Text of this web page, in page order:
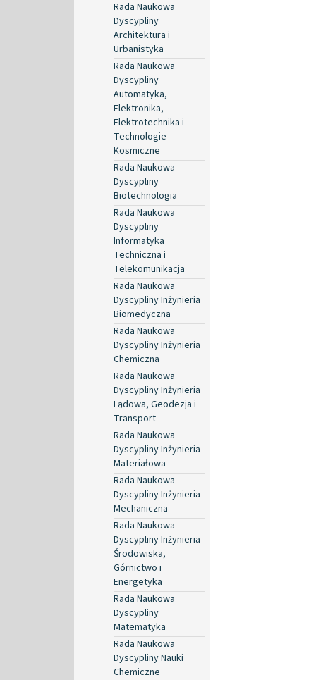
Rada Naukowa
Dyscypliny
Architektura i
Urbanistyka
Rada Naukowa
Dyscypliny
Automatyka,
Elektronika,
Elektrotechnika i
Technologie
Kosmiczne
Rada Naukowa
Dyscypliny
Biotechnologia
Rada Naukowa
Dyscypliny
Informatyka
Techniczna i
Telekomunikacja
Rada Naukowa
Dyscypliny Inżynieria
Biomedyczna
Rada Naukowa
Dyscypliny Inżynieria
Chemiczna
Rada Naukowa
Dyscypliny Inżynieria
Lądowa, Geodezja i
Transport
Rada Naukowa
Dyscypliny Inżynieria
Materiałowa
Rada Naukowa
Dyscypliny Inżynieria
Mechaniczna
Rada Naukowa
Dyscypliny Inżynieria
Środowiska,
Górnictwo i
Energetyka
Rada Naukowa
Dyscypliny
Matematyka
Rada Naukowa
Dyscypliny Nauki
Chemiczne